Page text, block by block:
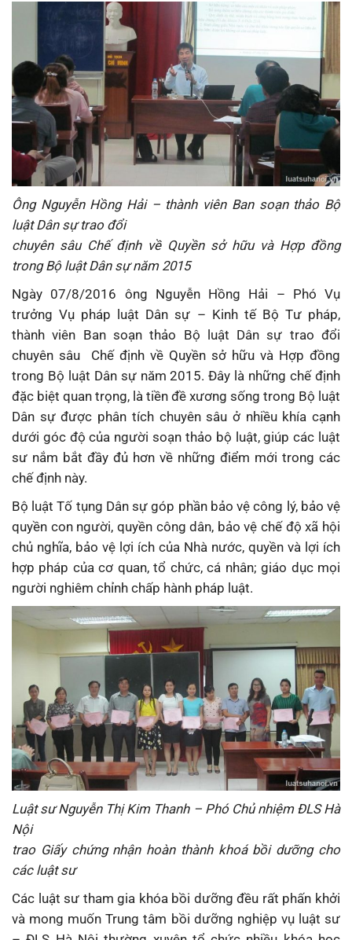
Ông Nguyễn Hồng Hải – thành viên Ban soạn thảo Bộ
luật Dân sự trao đổi
chuyên sâu Chế định về Quyền sở hữu và Hợp đồng
trong Bộ luật Dân sự năm 2015
Ngày 07/8/2016 ông Nguyễn Hồng Hải – Phó Vụ
trưởng Vụ pháp luật Dân sự – Kinh tế Bộ Tư pháp,
thành viên Ban soạn thảo Bộ luật Dân sự trao đổi
chuyên sâu Chế định về Quyền sở hữu và Hợp đồng
trong Bộ luật Dân sự năm 2015. Đây là những chế định
đặc biệt quan trọng, là tiền đề xương sống trong Bộ luật
Dân sự được phân tích chuyên sâu ở nhiều khía cạnh
dưới góc độ của người soạn thảo bộ luật, giúp các luật
sư nắm bắt đầy đủ hơn về những điểm mới trong các
chế định này.
Bộ luật Tố tụng Dân sự góp phần bảo vệ công lý, bảo vệ
quyền con người, quyền công dân, bảo vệ chế độ xã hội
chủ nghĩa, bảo vệ lợi ích của Nhà nước, quyền và lợi ích
hợp pháp của cơ quan, tổ chức, cá nhân; giáo dục mọi
người nghiêm chỉnh chấp hành pháp luật.
Luật sư Nguyễn Thị Kim Thanh – Phó Chủ nhiệm ĐLS Hà
Nội
trao Giấy chứng nhận hoàn thành khoá bồi dưỡng cho
các luật sư
Các luật sư tham gia khóa bồi dưỡng đều rất phấn khởi
và mong muốn Trung tâm bồi dưỡng nghiệp vụ luật sư